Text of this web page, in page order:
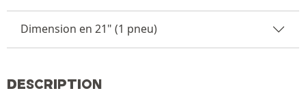
Dimension en 21" (1 pneu)
DESCRIPTION